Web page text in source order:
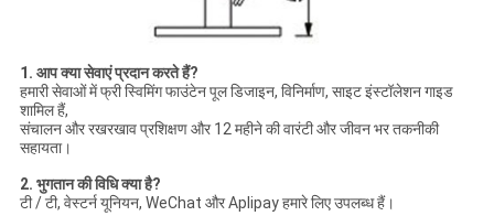
1. आप क्या सेवाएं प्रदान करते हैं?
हमारी सेवाओं में फ्री स्विमिंग फाउंटेन पूल डिजाइन, विनिर्माण, साइट इंस्टॉलेशन गाइड
शामिल हैं,
संचालन और रखरखाव प्रशिक्षण और 12 महीने की वारंटी और जीवन भर तकनीकी
सहायता।
2. भुगतान की विधि क्या है?
टी / टी, वेस्टर्न यूनियन, WeChat और Aplipay हमारे लिए उपलब्ध हैं।